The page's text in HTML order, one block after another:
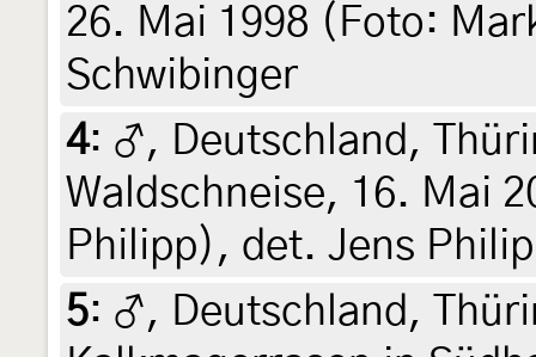
26. Mai 1998 (Foto:
Schwibinger
4: ♂, Deutschland,
Waldschneise, 16. Mai
Philipp), det. Jens
5: ♂, Deutschland,